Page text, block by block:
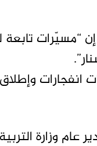
“مسيّرات
انفجارات
وزارة